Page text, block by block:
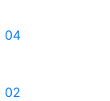
04
02